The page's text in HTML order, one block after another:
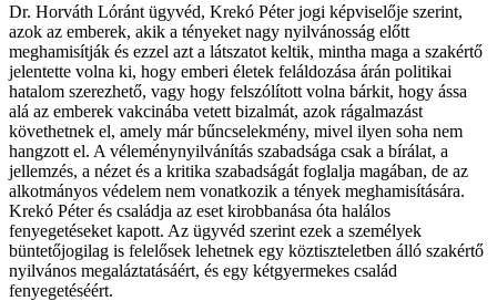
Dr. Horváth Lóránt ügyvéd, Krekó Péter jogi képviselője szerint,
azok az emberek, akik a tényeket nagy nyilvánosság előtt
meghamisítják és ezzel azt a látszatot keltik, mintha maga a szakértő
jelentette volna ki, hogy emberi életek feláldozása árán politikai
hatalom szerezhető, vagy hogy felszólított volna bárkit, hogy ássa
alá az emberek vakcinába vetett bizalmát, azok rágalmazást
követhetnek el, amely már bűncselekmény, mivel ilyen soha nem
hangzott el. A véleménynyilvánítás szabadsága csak a bírálat, a
jellemzés, a nézet és a kritika szabadságát foglalja magában, de az
alkotmányos védelem nem vonatkozik a tények meghamisítására.
Krekó Péter és családja az eset kirobbanása óta halálos
fenyegetéseket kapott. Az ügyvéd szerint ezek a személyek
büntetőjogilag is felelősek lehetnek egy köztiszteletben álló szakértő
nyilvános megaláztatásáért, és egy kétgyermekes család
fenyegetéséért.